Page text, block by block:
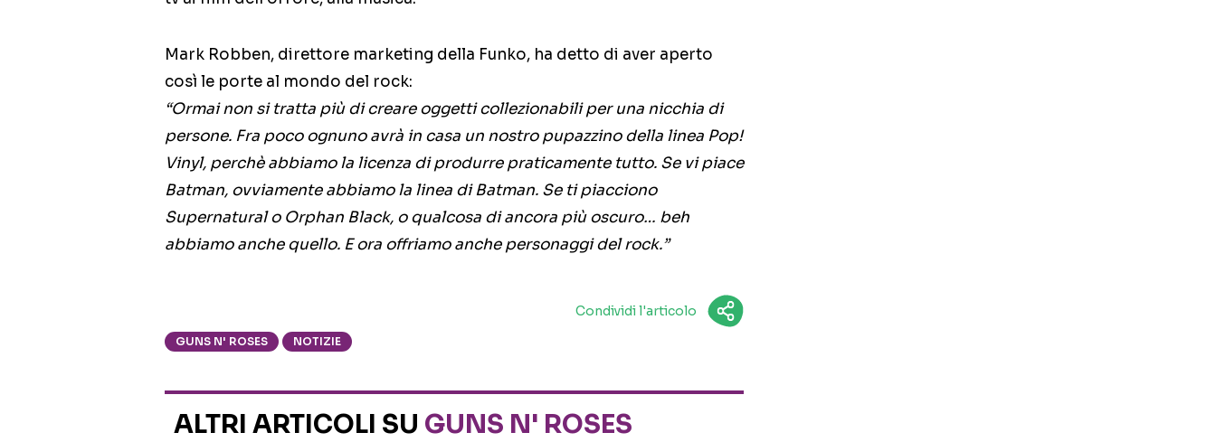
Mark Robben, direttore marketing della Funko, ha detto di aver aperto
così le porte al mondo del rock:
“Ormai non si tratta più di creare oggetti collezionabili per una nicchia di
persone. Fra poco ognuno avrà in casa un nostro pupazzino della linea Pop!
Vinyl, perchè abbiamo la licenza di produrre praticamente tutto. Se vi piace
Batman, ovviamente abbiamo la linea di Batman. Se ti piacciono
Supernatural o Orphan Black, o qualcosa di ancora più oscuro… beh
abbiamo anche quello. E ora offriamo anche personaggi del rock.”
Condividi l'articolo
GUNS N' ROSES NOTIZIE
ALTRI ARTICOLI SU GUNS N' ROSES